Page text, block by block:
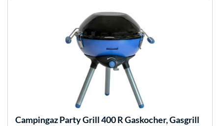
CampingazParty Grill 400 R Gaskocher, Gasgrill